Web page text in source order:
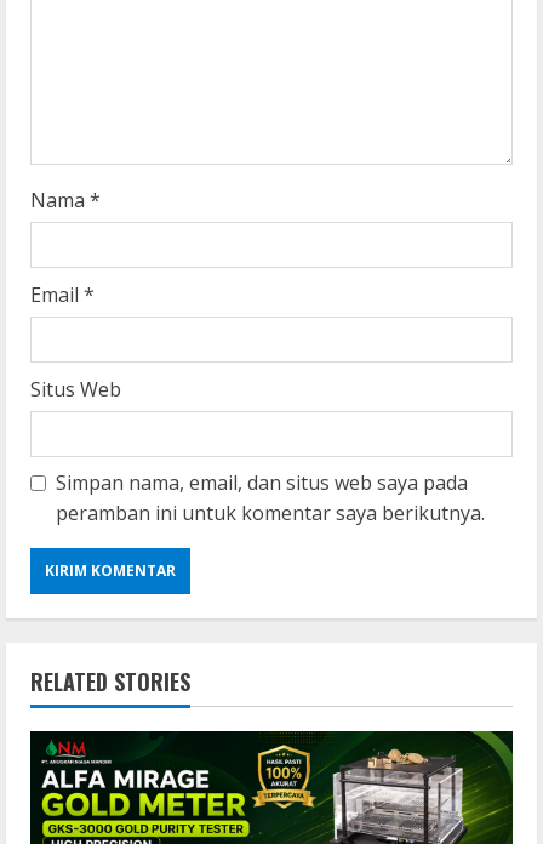
n
g
Nama *
Email *
Situs Web
Simpan nama, email, dan situs web saya pada
peramban ini untuk komentar saya berikutnya.
RELATED STORIES